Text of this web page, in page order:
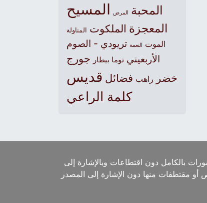
المحبة المرض المسيح
المعجزة الملكوت المناولة
الموت النعمة تريودي - الصوم
الأربعيني توما بيطار جورج
خضر راهب فضائل قديس
كلمة الراعي
بالكامل دون اقتطاعات وبالإشارة إلى
مقتطفات منها دون الإشارة إلى المصدر